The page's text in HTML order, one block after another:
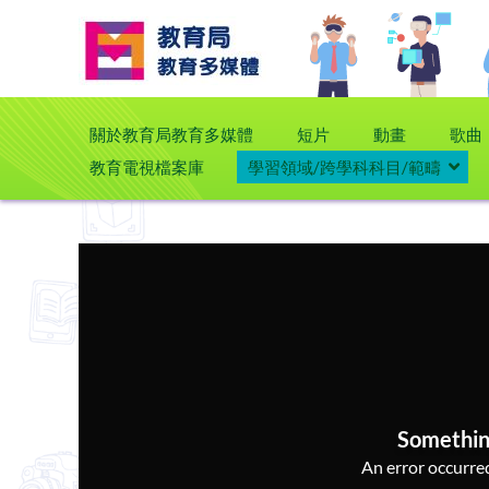
關於教育局教育多媒體 短片 動畫
歌曲
教育電視檔案庫
學習領域/跨學科科目/範疇
An error